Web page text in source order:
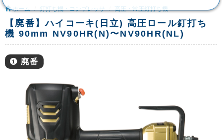
ホーム 釘打ち機・コンプレッサ 高圧・常圧釘打ち機
【廃番】ハイコーキ(日立) 高圧ロール釘打ち
機 90mm NV90HR(N)〜NV90HR(NL)
廃番